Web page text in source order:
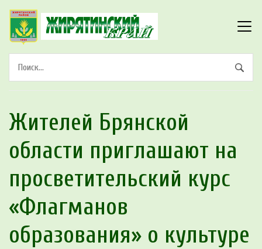
Жителей Брянской
области приглашают на
просветительский курс
«Флагманов
образования» о культуре